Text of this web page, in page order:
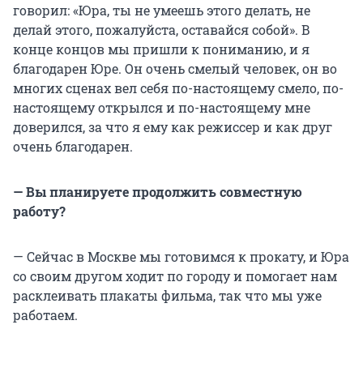
говорил: «Юра, ты не умеешь этого делать, не
делай этого, пожалуйста, оставайся собой». В
конце концов мы пришли к пониманию, и я
благодарен Юре. Он очень смелый человек, он во
многих сценах вел себя по-настоящему смело, по-
настоящему открылся и по-настоящему мне
доверился, за что я ему как режиссер и как друг
очень благодарен.
— Вы планируете продолжить совместную
работу?
— Сейчас в Москве мы готовимся к прокату, и Юра
со своим другом ходит по городу и помогает нам
расклеивать плакаты фильма, так что мы уже
работаем.